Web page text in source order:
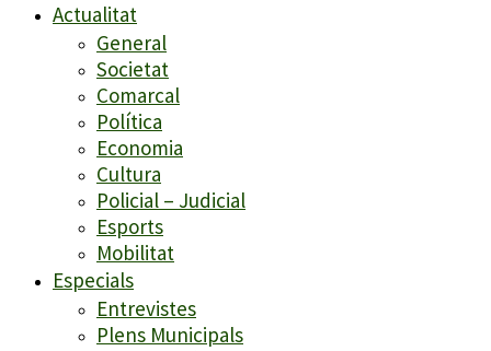
Actualitat
General
Societat
Comarcal
Política
Economia
Cultura
Policial – Judicial
Esports
Mobilitat
Especials
Entrevistes
Plens Municipals